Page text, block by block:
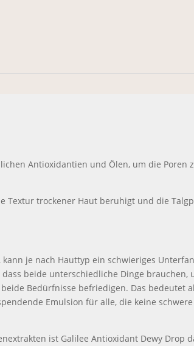
Antioxidantien und Ölen, um die Poren
Textur trockener Haut beruhigt und die
je nach Hauttyp ein schwieriges
beide unterschiedliche Dinge brauchen,
Bedürfnisse befriedigen. Das bedeutet
Emulsion für alle, die keine
ist Galilee Antioxidant Dewy Drop